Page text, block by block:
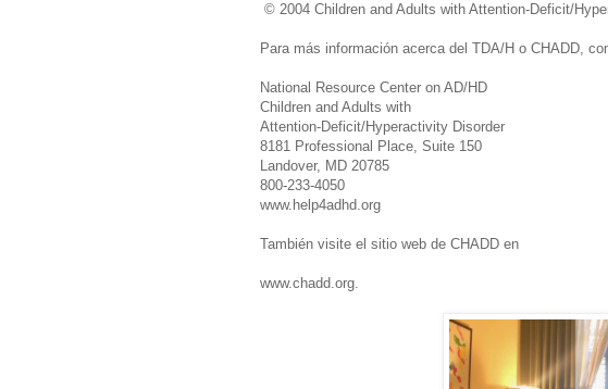
© 2004 Children and Adults with Attention-Deficit/
Para más información acerca del TDA/H o CHADD,
National Resource Center on AD/HD
Children and Adults with
Attention-Deficit/Hyperactivity Disorder
8181 Professional Place, Suite 150
Landover, MD 20785
800-233-4050
www.help4adhd.org
También visite el sitio web de CHADD en
www.chadd.org.